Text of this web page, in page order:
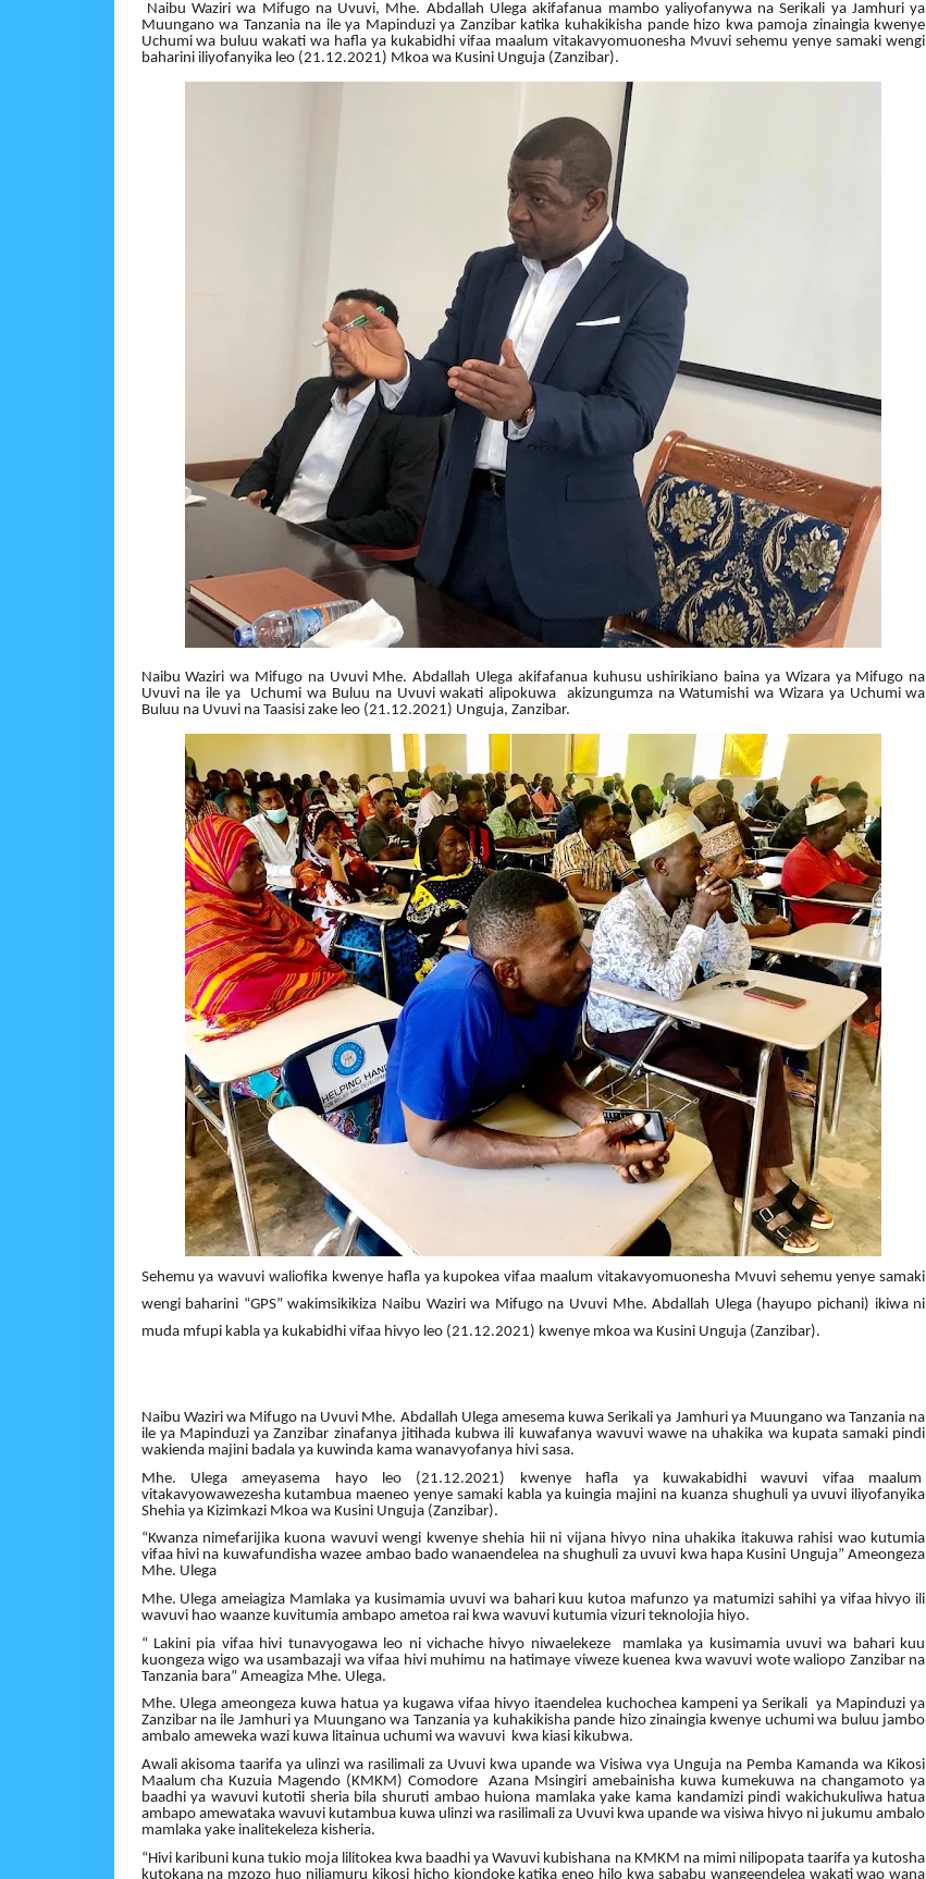
Naibu Waziri wa Mifugo na Uvuvi, Mhe. Abdallah Ulega akifafanua mambo yaliyofanywa na Serikali ya Jamhuri ya
Muungano wa Tanzania na ile ya Mapinduzi ya Zanzibar katika kuhakikisha pande hizo kwa pamoja zinaingia kwenye
Uchumi wa buluu wakati wa hafla ya kukabidhi vifaa maalum vitakavyomuonesha Mvuvi sehemu yenye samaki wengi
baharini iliyofanyika leo (21.12.2021) Mkoa wa Kusini Unguja (Zanzibar).
Naibu Waziri wa Mifugo na Uvuvi Mhe. Abdallah Ulega akifafanua kuhusu ushirikiano baina ya Wizara ya Mifugo na
Uvuvi na ile ya Uchumi wa Buluu na Uvuvi wakati alipokuwa akizungumza na Watumishi wa Wizara ya Uchumi wa
Buluu na Uvuvi na Taasisi zake leo (21.12.2021) Unguja, Zanzibar.
Sehemu ya wavuvi waliofika kwenye hafla ya kupokea vifaa maalum vitakavyomuonesha Mvuvi sehemu yenye samaki
wengi baharini “GPS” wakimsikikiza Naibu Waziri wa Mifugo na Uvuvi Mhe. Abdallah Ulega (hayupo pichani) ikiwa ni
muda mfupi kabla ya kukabidhi vifaa hivyo leo (21.12.2021) kwenye mkoa wa Kusini Unguja (Zanzibar).
Naibu Waziri wa Mifugo na Uvuvi Mhe. Abdallah Ulega amesema kuwa Serikali ya Jamhuri ya Muungano wa Tanzania na
ile ya Mapinduzi ya Zanzibar zinafanya jitihada kubwa ili kuwafanya wavuvi wawe na uhakika wa kupata samaki pindi
wakienda majini badala ya kuwinda kama wanavyofanya hivi sasa.
Mhe. Ulega ameyasema hayo leo (21.12.2021) kwenye hafla ya kuwakabidhi wavuvi vifaa maalum
vitakavyowawezesha kutambua maeneo yenye samaki kabla ya kuingia majini na kuanza shughuli ya uvuvi iliyofanyika
Shehia ya Kizimkazi Mkoa wa Kusini Unguja (Zanzibar).
“Kwanza nimefarijika kuona wavuvi wengi kwenye shehia hii ni vijana hivyo nina uhakika itakuwa rahisi wao kutumia
vifaa hivi na kuwafundisha wazee ambao bado wanaendelea na shughuli za uvuvi kwa hapa Kusini Unguja” Ameongeza
Mhe. Ulega
Mhe. Ulega ameiagiza Mamlaka ya kusimamia uvuvi wa bahari kuu kutoa mafunzo ya matumizi sahihi ya vifaa hivyo ili
wavuvi hao waanze kuvitumia ambapo ametoa rai kwa wavuvi kutumia vizuri teknolojia hiyo.
“ Lakini pia vifaa hivi tunavyogawa leo ni vichache hivyo niwaelekeze mamlaka ya kusimamia uvuvi wa bahari kuu
kuongeza wigo wa usambazaji wa vifaa hivi muhimu na hatimaye viweze kuenea kwa wavuvi wote waliopo Zanzibar na
Tanzania bara” Ameagiza Mhe. Ulega.
Mhe. Ulega ameongeza kuwa hatua ya kugawa vifaa hivyo itaendelea kuchochea kampeni ya Serikali ya Mapinduzi ya
Zanzibar na ile Jamhuri ya Muungano wa Tanzania ya kuhakikisha pande hizo zinaingia kwenye uchumi wa buluu jambo
ambalo ameweka wazi kuwa litainua uchumi wa wavuvi kwa kiasi kikubwa.
Awali akisoma taarifa ya ulinzi wa rasilimali za Uvuvi kwa upande wa Visiwa vya Unguja na Pemba Kamanda wa Kikosi
Maalum cha Kuzuia Magendo (KMKM) Comodore Azana Msingiri amebainisha kuwa kumekuwa na changamoto ya
baadhi ya wavuvi kutotii sheria bila shuruti ambao huiona mamlaka yake kama kandamizi pindi wakichukuliwa hatua
ambapo amewataka wavuvi kutambua kuwa ulinzi wa rasilimali za Uvuvi kwa upande wa visiwa hivyo ni jukumu ambalo
mamlaka yake inalitekeleza kisheria.
“Hivi karibuni kuna tukio moja lilitokea kwa baadhi ya Wavuvi kubishana na KMKM na mimi nilipopata taarifa ya kutosha
kutokana na mzozo huo niliamuru kikosi hicho kiondoke katika eneo hilo kwa sababu wangeendelea wakati wao wana